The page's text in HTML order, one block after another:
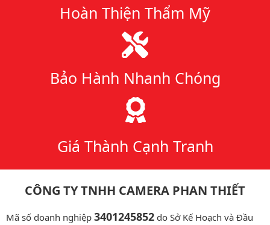
Hoàn Thiện Thẩm Mỹ
Bảo Hành Nhanh Chóng
Giá Thành Cạnh Tranh
CÔNG TY TNHH CAMERA PHAN THIẾT
Mã số doanh nghiệp 3401245852 do Sở Kế Hoạch và Đầu